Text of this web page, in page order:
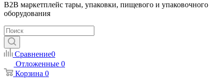
B2B маркетплейс тары, упаковки, пищевого и упаковочного
оборудования
Сравнение0
Отложенные 0
Корзина 0